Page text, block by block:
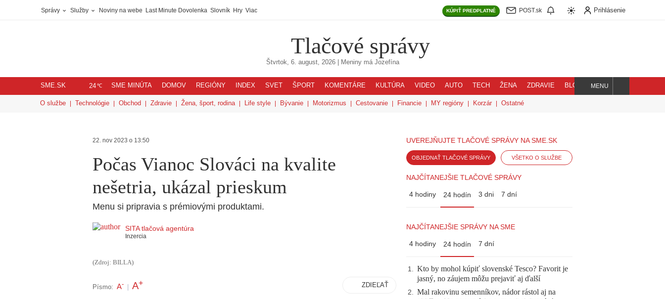
Správy Služby Noviny na webe Last Minute Dovolenka Slovník Hry Viac KÚPIŤ PREDPLATNÉ POST.sk Prihlásenie
Tlačové správy
Štvrtok, 6. august, 2026| Meniny má Jozefína
SME.SK 24℃ SME MINÚTA DOMOV REGIÓNY INDEX SVET ŠPORT KOMENTÁRE KULTÚRA VIDEO AUTO TECH ŽENA ZDRAVIE BLOG
Hľadaj
MENU
O službe Technológie Obchod Zdravie Žena, šport, rodina Life style Bývanie Motorizmus Cestovanie Financie MY regióny Korzár Ostatné
22. nov 2023 o 13:50
Počas Vianoc Slováci na kvalite
nešetria, ukázal prieskum
Menu si pripravia s prémiovými produktami.
SITA tlačová agentúra
Inzercia
(Zdroj: BILLA)
Písmo: A- A+ ZDIEĽAŤ
UVEREJŇUJTE TLAČOVÉ SPRÁVY NA SME.SK
OBJEDNAŤ TLAČOVÉ SPRÁVY VŠETKO O SLUŽBE
NAJČÍTANEJŠIE TLAČOVÉ SPRÁVY
4 hodiny 24 hodín 3 dni 7 dní
NAJČÍTANEJŠIE SPRÁVY NA SME
4 hodiny 24 hodín 7 dní
1. Kto by mohol kúpiť slovenské Tesco? Favorit je
jasný, no záujem môžu prejaviť aj ďalší
2. Mal rakovinu semenníkov, nádor rástol aj na